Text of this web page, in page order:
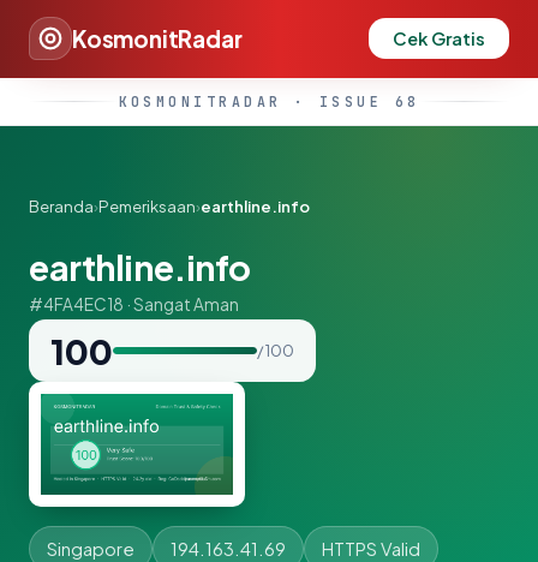
KosmonitRadar Cek Gratis
KOSMONITRADAR · ISSUE 68
Beranda›Pemeriksaan›earthline.info
earthline.info
#4FA4EC18 · Sangat Aman
100 / 100
Singapore 194.163.41.69 HTTPS Valid